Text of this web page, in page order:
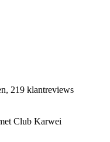
219 klantreviews
Club Karwei